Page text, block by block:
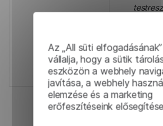
Az „All süti
vállalja, hogy a sütik
eszközön a webhely
javítása, a webhely
elemzése és a marketing
erőfeszítéseink
mélyek